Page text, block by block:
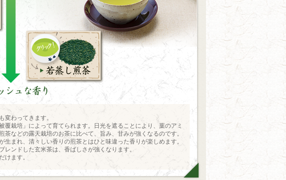
変わってきます。
栽培」によって育てられます。日光を遮ることにより、葉のアミ
などの露天栽培のお茶に比べて、旨み、甘みが強くなるのです。
まれ、清々しい香りの煎茶とはひと味違った香りが楽しめます。
ンドした玄米茶は、香ばしさが強くなります。
けます。